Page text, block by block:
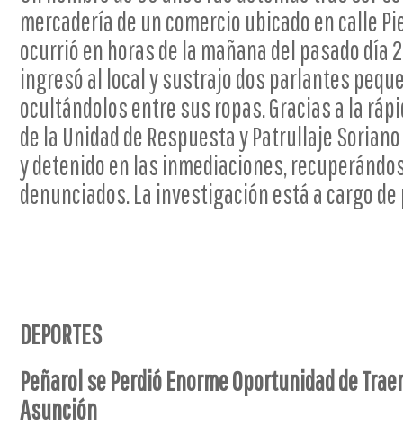
mercadería de un comercio ubicado en calle
ocurrió en horas de la mañana del pasado día
ingresó al local y sustrajo dos parlantes
ocultándolos entre sus ropas. Gracias a la
de la Unidad de Respuesta y Patrullaje
y detenido en las inmediaciones,
denunciados. La investigación está a cargo
DEPORTES
Peñarol se Perdió Enorme Oportunidad de
Asunción